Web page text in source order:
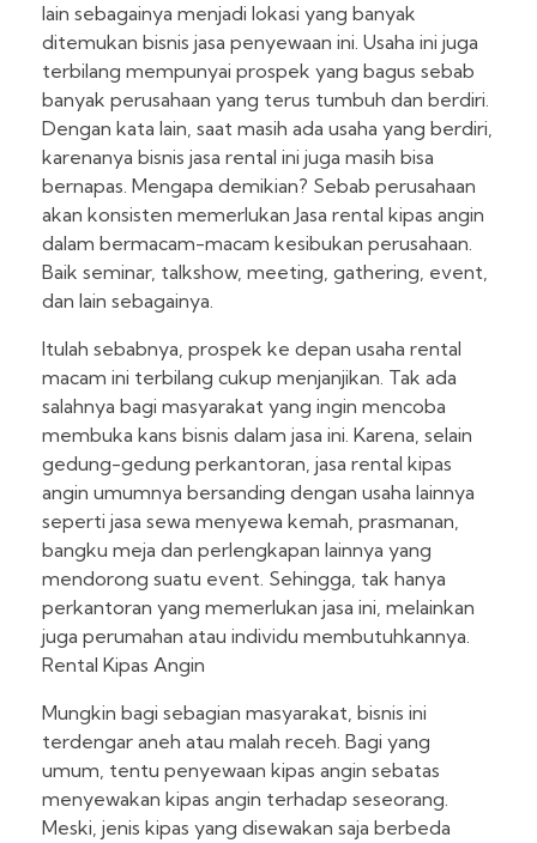
lain sebagainya menjadi lokasi yang banyak
ditemukan bisnis jasa penyewaan ini. Usaha ini juga
terbilang mempunyai prospek yang bagus sebab
banyak perusahaan yang terus tumbuh dan berdiri.
Dengan kata lain, saat masih ada usaha yang berdiri,
karenanya bisnis jasa rental ini juga masih bisa
bernapas. Mengapa demikian? Sebab perusahaan
akan konsisten memerlukan Jasa rental kipas angin
dalam bermacam-macam kesibukan perusahaan.
Baik seminar, talkshow, meeting, gathering, event,
dan lain sebagainya.
Itulah sebabnya, prospek ke depan usaha rental
macam ini terbilang cukup menjanjikan. Tak ada
salahnya bagi masyarakat yang ingin mencoba
membuka kans bisnis dalam jasa ini. Karena, selain
gedung-gedung perkantoran, jasa rental kipas
angin umumnya bersanding dengan usaha lainnya
seperti jasa sewa menyewa kemah, prasmanan,
bangku meja dan perlengkapan lainnya yang
mendorong suatu event. Sehingga, tak hanya
perkantoran yang memerlukan jasa ini, melainkan
juga perumahan atau individu membutuhkannya.
Rental Kipas Angin
Mungkin bagi sebagian masyarakat, bisnis ini
terdengar aneh atau malah receh. Bagi yang
umum, tentu penyewaan kipas angin sebatas
menyewakan kipas angin terhadap seseorang.
Meski, jenis kipas yang disewakan saja berbeda